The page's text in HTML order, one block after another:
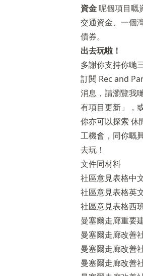
資金呢個項目嘅
交通資金、一個
債券。
出去玩啦！
多謝你支持你哋
訂閱 Rec and
消息，請瀏覽我
有項目更新」，
你亦可以探索 休
工機會，同你嘅
去玩！
文件同材料
社區意見表格中
社區意見表格英
社區意見表格西
曼塞爾走廊重要
曼塞爾走廊改善
曼塞爾走廊改善
曼塞爾走廊改善